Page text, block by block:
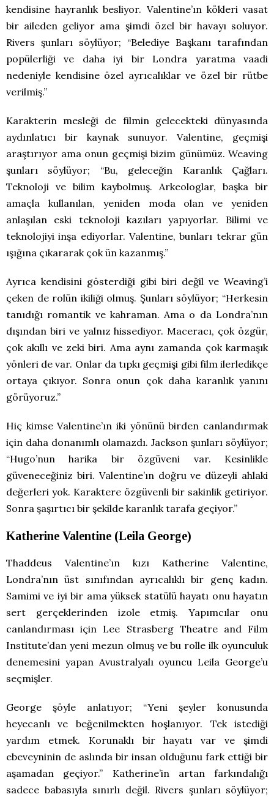
kendisine hayranlık besliyor. Valentine’ın kökleri vasat
bir aileden geliyor ama şimdi özel bir havayı soluyor.
Rivers şunları söylüyor; “Belediye Başkanı tarafından
popülerliği ve daha iyi bir Londra yaratma vaadi
nedeniyle kendisine özel ayrıcalıklar ve özel bir rütbe
verilmiş.”
Karakterin mesleği de filmin gelecekteki dünyasında
aydınlatıcı bir kaynak sunuyor. Valentine, geçmişi
araştırıyor ama onun geçmişi bizim günümüz. Weaving
şunları söylüyor; “Bu, geleceğin Karanlık Çağları.
Teknoloji ve bilim kaybolmuş. Arkeologlar, başka bir
amaçla kullanılan, yeniden moda olan ve yeniden
anlaşılan eski teknoloji kazıları yapıyorlar. Bilimi ve
teknolojiyi inşa ediyorlar. Valentine, bunları tekrar gün
ışığına çıkararak çok ün kazanmış.”
Ayrıca kendisini gösterdiği gibi biri değil ve Weaving’i
çeken de rolün ikiliği olmuş. Şunları söylüyor; “Herkesin
tanıdığı romantik ve kahraman. Ama o da Londra’nın
dışından biri ve yalnız hissediyor. Maceracı, çok özgür,
çok akıllı ve zeki biri. Ama aynı zamanda çok karmaşık
yönleri de var. Onlar da tıpkı geçmişi gibi film ilerledikçe
ortaya çıkıyor. Sonra onun çok daha karanlık yanını
görüyoruz.”
Hiç kimse Valentine’ın iki yönünü birden canlandırmak
için daha donanımlı olamazdı. Jackson şunları söylüyor;
“Hugo’nun harika bir özgüveni var. Kesinlikle
güveneceğiniz biri. Valentine’ın doğru ve düzeyli ahlaki
değerleri yok. Karaktere özgüvenli bir sakinlik getiriyor.
Sonra şaşırtıcı bir şekilde karanlık tarafa geçiyor.”
Katherine Valentine (Leila George)
Thaddeus Valentine’ın kızı Katherine Valentine,
Londra’nın üst sınıfından ayrıcalıklı bir genç kadın.
Samimi ve iyi bir ama yüksek statülü hayatı onu hayatın
sert gerçeklerinden izole etmiş. Yapımcılar onu
canlandırması için Lee Strasberg Theatre and Film
Institute’dan yeni mezun olmuş ve bu rolle ilk oyunculuk
denemesini yapan Avustralyalı oyuncu Leila George’u
seçmişler.
George şöyle anlatıyor; “Yeni şeyler konusunda
heyecanlı ve beğenilmekten hoşlanıyor. Tek istediği
yardım etmek. Korunaklı bir hayatı var ve şimdi
ebeveyninin de aslında bir insan olduğunu fark ettiği bir
aşamadan geçiyor.” Katherine’in artan farkındalığı
sadece babasıyla sınırlı değil. Rivers şunları söylüyor;